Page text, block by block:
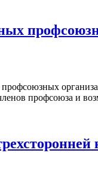
профсоюзных
профсоюза и